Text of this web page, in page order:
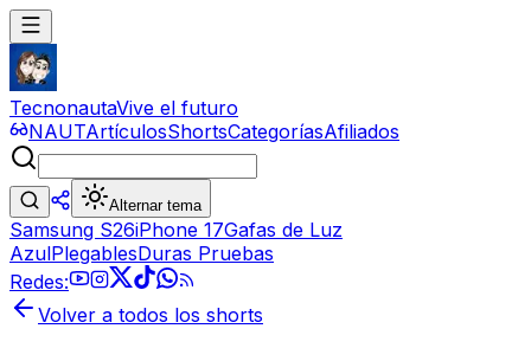
TecnonautaVive el futuro
NAUTArtículosShortsCategoríasAfiliados
Alternar tema
Samsung S26iPhone 17Gafas de Luz
AzulPlegablesDuras Pruebas
Redes:
Volver a todos los shorts